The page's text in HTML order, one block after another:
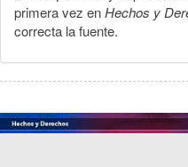
primera vez enHechos y
correcta la fuente.